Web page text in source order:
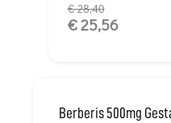
€ 28,40
€ 25,56
Berberis 500mg